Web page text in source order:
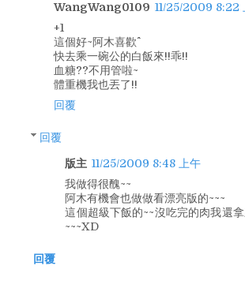
WangWang0109 11/25/2009 8:22
+1
這個好~阿木喜歡^^
快去乘一碗公的白飯來!!乖!!
血糖??不用管啦~
體重機我也丟了!!
回覆
回覆
版主 11/25/2009 8:48 上午
我做得很醜~~
阿木有機會也做做看漂亮版的~~~
這個超級下飯的~~沒吃完的肉我還
~~~XD
回覆